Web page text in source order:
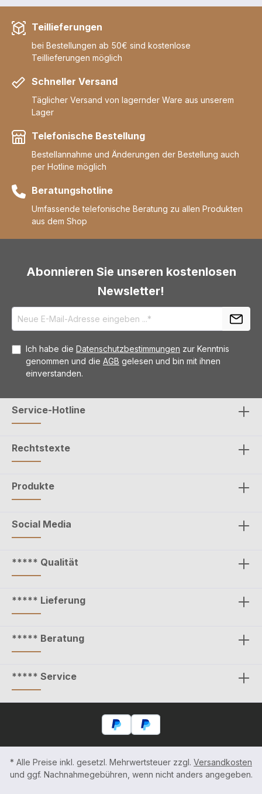
Teillieferungen
bei Bestellungen ab 50€ sind kostenlose
Teillieferungen möglich
Schneller Versand
Täglicher Versand von lagernder Ware aus unserem
Lager
Telefonische Bestellung
Bestellannahme und Änderungen der Bestellung auch
per Hotline möglich
Beratungshotline
Umfassende telefonische Beratung zu allen Produkten
aus dem Shop
Abonnieren Sie unseren kostenlosen
Newsletter!
Ich habe die Datenschutzbestimmungen zur Kenntnis
genommen und die AGB gelesen und bin mit ihnen
einverstanden.
Service-Hotline
Rechtstexte
Produkte
Social Media
***** Qualität
***** Lieferung
***** Beratung
***** Service
* Alle Preise inkl. gesetzl. Mehrwertsteuer zzgl. Versandkosten
und ggf. Nachnahmegebühren, wenn nicht anders angegeben.